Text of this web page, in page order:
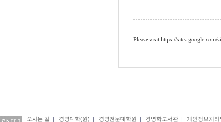
Please visit https://sites.google.com/
오시는 길 | 경영대학(원) | 경영전문대학원 | 경영학도서관 | 개인정보처리